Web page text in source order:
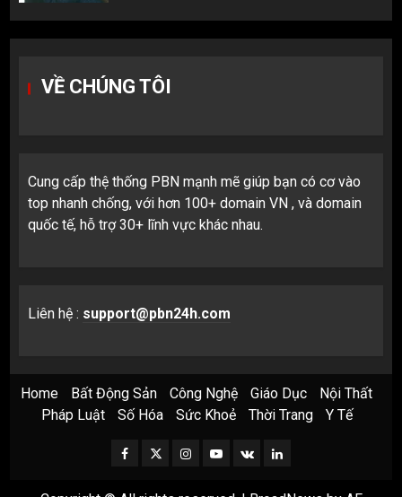
VỀ CHÚNG TÔI
Cung cấp thệ thống PBN mạnh mẽ giúp bạn có cơ vào
top nhanh chống, với hơn 100+ domain VN , và domain
quốc tế, hỗ trợ 30+ lĩnh vực khác nhau.
Liên hệ : support@pbn24h.com
Home Bất Động Sản Công Nghệ Giáo Dục
Nội Thất
Pháp Luật
Số Hóa Sức Khoẻ Thời Trang Y Tế
Facebook
TwitterInstagram
Youtube
VK LinkedIn